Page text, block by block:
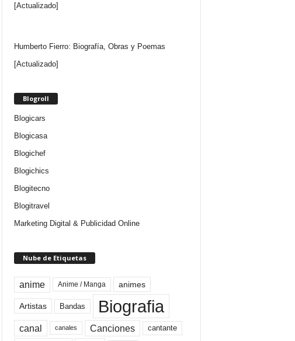
[Actualizado]
Humberto Fierro: Biografía, Obras y Poemas
[Actualizado]
Blogroll
Blogicars
Blogicasa
Blogichef
Blogichics
Blogitecno
Blogitravel
Marketing Digital & Publicidad Online
Nube de Etiquetas
anime Anime / Manga animes
Artistas Bandas Biografia
canal canales Canciones cantante